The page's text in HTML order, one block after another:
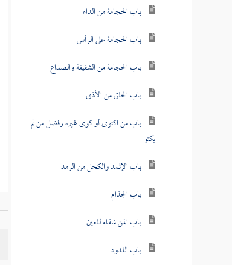
باب الحجامة من الداء
باب الحجامة على الرأس
باب الحجامة من الشقيقة والصداع
باب الحلق من الأذى
باب من اكتوى أو كوى غيره وفضل من لم
يكتو
باب الإثمد والكحل من الرمد
باب الجذام
باب المن شفاء للعين
باب اللدود